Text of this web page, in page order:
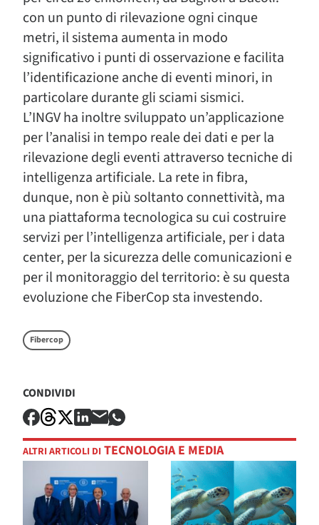
con un punto di rilevazione ogni cinque
metri, il sistema aumenta in modo
significativo i punti di osservazione e facilita
l’identificazione anche di eventi minori, in
particolare durante gli sciami sismici.
L’INGV ha inoltre sviluppato un’applicazione
per l’analisi in tempo reale dei dati e per la
rilevazione degli eventi attraverso tecniche di
intelligenza artificiale. La rete in fibra,
dunque, non è più soltanto connettività, ma
una piattaforma tecnologica su cui costruire
servizi per l’intelligenza artificiale, per i data
center, per la sicurezza delle comunicazioni e
per il monitoraggio del territorio: è su questa
evoluzione che FiberCop sta investendo.
Fibercop
CONDIVIDI
ALTRI ARTICOLI DI TECNOLOGIA E MEDIA